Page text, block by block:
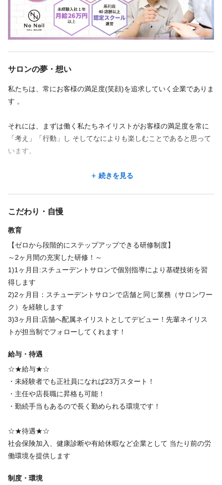
NO NAIL ◇横浜店 横浜駅 徒歩6分
NO NAIL ◇自由が丘店 自由が丘駅 徒歩3分
続きを見る
勤務時間
10:00〜19:00
【1ヵ月単位のシフト制】
1日８時間（（別途休憩１時間あり）
◆連休もOKなので、プライベートも充実♪
休日
実働勤務時間は8時間(1時間休憩)
シフトにより月8日休み
◆連休OKなので、プライベートも充実 ♪
◆有給休暇消化率100％！
★産休＆育休＆子育て支援制度あり★
女性が活躍しているサロンだからこそ、女性向けの待遇が充実♪
・育児休業（最長２年）
・産前産後休暇（産前42日間＆産後56日間=合計98日間
・出産一時金支給（53万円支給）※2025年時点
仕事内容
🔷研修2ケ月間🔷
渋谷のスチューデントサロンで座学から始まり、ハンドモデルさ
んでの施術練習などネイリストとしての基本を学びます。
て生徒は6名までの少数制で教えてもらえるので、未経験の方でも
想いから全くの未経験、無資格でもプロとして成長できる研修制
度を確立しています。
「技術」と「接客」をしっかり研修することでより実践的なネイ
リストとしてデビューできる。
得できる。
◆充実したカリキュラム
軌道修正も一人一人に合わせて、トレーナーが対応してくれる。
動画やBOOKで全てがマニュアル化されているので自分のペース
で予習や復習もできる。
ビジネスマナー研修などもあり、社会人経験がなくても基礎から
学べる
【 NO NAIL は嬉しい★がいっぱいあります!! 】
私たちは、常にお客様の満足度(笑顔)を追求していく組織でありた
それには、まずは働く私たちネイリストがお客様の満足度を常に
「考え」「行動」しそしてなによりも「楽しむ」ことであると思
っています。
がっていくと思っています。
一緒に楽しんで頂けるネイリストの応募を待っています!そして、
サロンの夢・想い
私たちは、常にお客様の満足度(笑顔)を追求していく企業でありま
す 。
それには、まずは働く私たちネイリストがお客様の満足度を常に
「考え」「行動」し そしてなによりも楽しむことであると思って
います。
はただの自己満足にすぎません。
いと思ってます。
続きを見る
こだわり・自慢
教育
【ゼロから段階的にステップアップできる研修制度】
～2ヶ月間の充実した研修！～
1)1ヶ月目:スチューデントサロンで個別指導により基礎技術を習
得します
2)2ヶ月目：スチューデントサロンで店舗と同じ業務（サロンワー
ク）を経験します
3)3ヶ月目:店舗へ配属ネイリストとしてデビュー！先輩ネイリス
トが担当制でフォローしてくれます！
給与・待遇
☆★給与★☆
・未経験者でも正社員になれば23万スタート！
・主任や店長職に昇格も可能！
・勤続手当もあるので長く勤められる環境です！
☆★待遇★☆
社会保険加入、健康診断や有給休暇など企業として 当たり前の労
働環境を提供します
制度・環境